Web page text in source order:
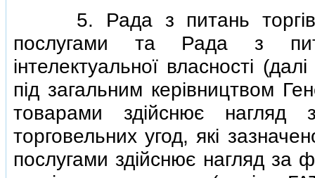
5. Рада з питань торгiвлi
послугами та Рада з
iнтелектуальної власностi
пiд загальним керiвництвом
товарами здiйснює нагляд
торговельних угод, якi
послугами здiйснює нагляд за